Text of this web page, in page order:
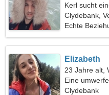
Kerl sucht
Clydebank,
Echte
Elizabeth
23 Jahre alt,
Eine
Clydebank